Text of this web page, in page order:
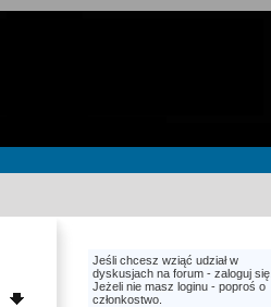
Jeśli chcesz wziąć udział w
dyskusjach na forum - zaloguj się.
Jeżeli nie masz loginu - poproś o
członkostwo.